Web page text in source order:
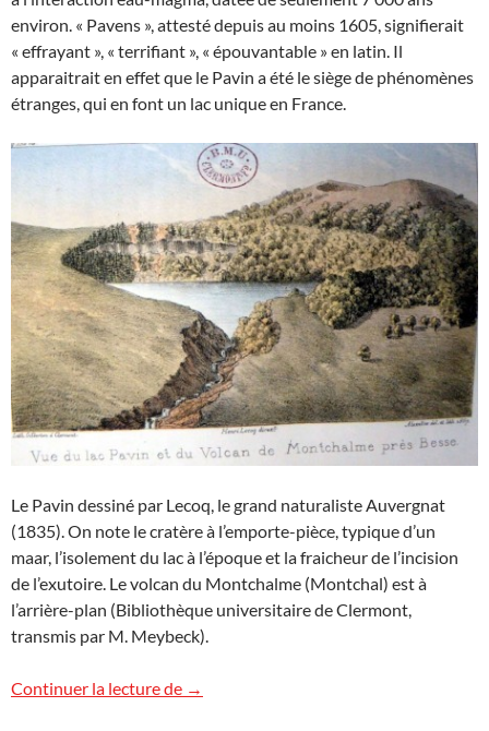
environ. « Pavens », attesté depuis au moins 1605, signifierait
« effrayant », « terrifiant », « épouvantable » en latin. Il
apparaitrait en effet que le Pavin a été le siège de phénomènes
étranges, qui en font un lac unique en France.
Le Pavin dessiné par Lecoq, le grand naturaliste Auvergnat
(1835). On note le cratère à l’emporte-pièce, typique d’un
maar, l’isolement du lac à l’époque et la fraicheur de l’incision
de l’exutoire. Le volcan du Montchalme (Montchal) est à
l’arrière-plan (Bibliothèque universitaire de Clermont,
transmis par M. Meybeck).
Continuer la lecture de Le lac Pavin : admirable et/ou
→